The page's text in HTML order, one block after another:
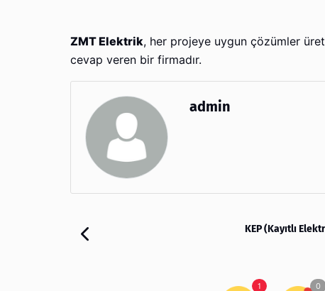
ZMT Elektrik, her projeye uygun çözümler
cevap veren bir firmadır.
admin
KEP (Kayıtlı